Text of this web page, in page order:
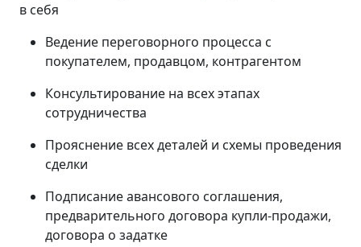
в себя
Ведение переговорного процесса с
покупателем, продавцом, контрагентом
Консультирование на всех этапах
сотрудничества
Прояснение всех деталей и схемы проведения
сделки
Подписание авансового соглашения,
предварительного договора купли-продажи,
договора о задатке